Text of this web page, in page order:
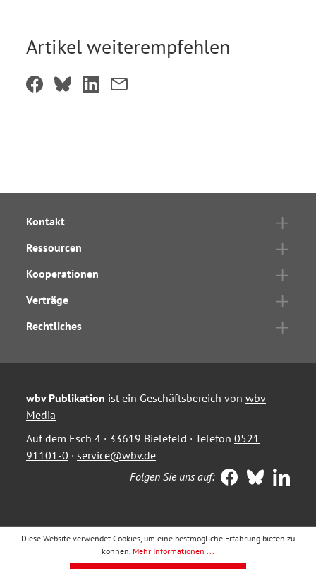
Artikel weiterempfehlen
Kontakt
Ressourcen
Kooperationen
Verträge
Rechtliches
wbv Publikation ist ein Geschäftsbereich von wbv
Media
Auf dem Esch 4 · 33619 Bielefeld · Telefon 0521
91101-0 · service@wbv.de
Folgen Sie uns auf:
Diese Website verwendet Cookies, um eine bestmögliche Erfahrung bieten zu
können. Mehr Informationen ...